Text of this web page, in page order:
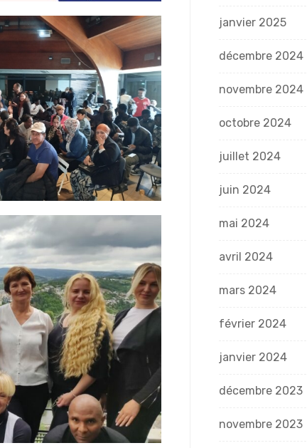
janvier 2025
décembre 2024
novembre 2024
octobre 2024
juillet 2024
juin 2024
mai 2024
avril 2024
mars 2024
février 2024
janvier 2024
décembre 2023
novembre 2023